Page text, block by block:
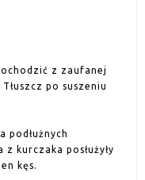
z zaufanej
po suszeniu
podłużnych
kurczaka posłużyły
kęs.